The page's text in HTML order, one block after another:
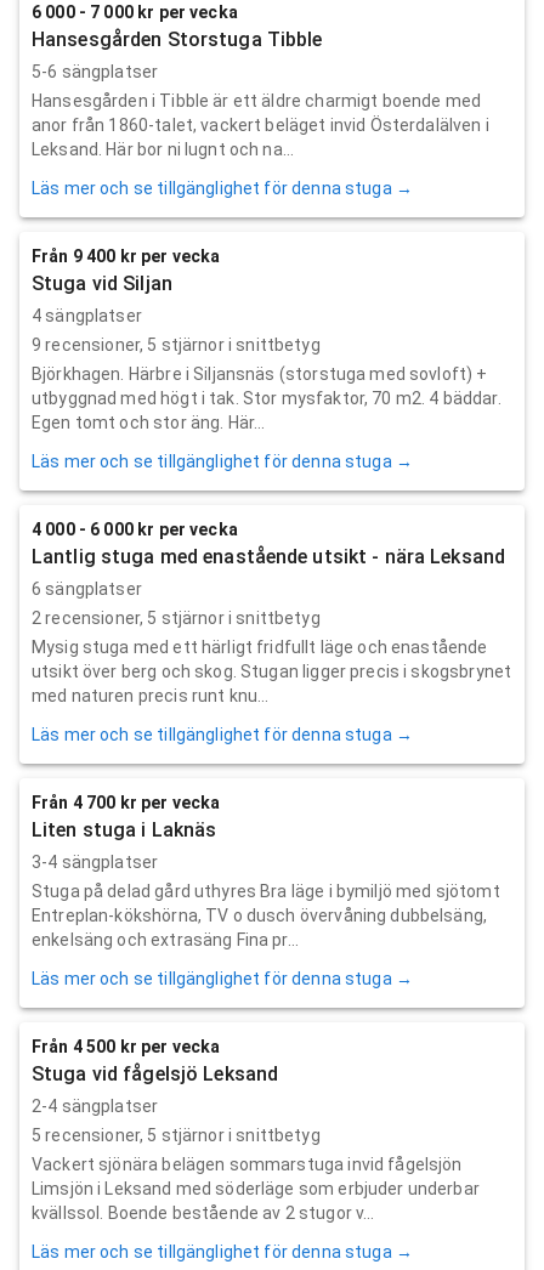
6 000 - 7 000 kr per vecka
Hansesgården Storstuga Tibble
5-6 sängplatser
Hansesgården i Tibble är ett äldre charmigt boende med
anor från 1860-talet, vackert beläget invid Österdalälven i
Leksand. Här bor ni lugnt och na...
Läs mer och se tillgänglighet för denna stuga →
Från 9 400 kr per vecka
Stuga vid Siljan
4 sängplatser
9 recensioner, 5 stjärnor i snittbetyg
Björkhagen. Härbre i Siljansnäs (storstuga med sovloft) +
utbyggnad med högt i tak. Stor mysfaktor, 70 m2. 4 bäddar.
Egen tomt och stor äng. Här...
Läs mer och se tillgänglighet för denna stuga →
4 000 - 6 000 kr per vecka
Lantlig stuga med enastående utsikt - nära Leksand
6 sängplatser
2 recensioner, 5 stjärnor i snittbetyg
Mysig stuga med ett härligt fridfullt läge och enastående
utsikt över berg och skog. Stugan ligger precis i skogsbrynet
med naturen precis runt knu...
Läs mer och se tillgänglighet för denna stuga →
Från 4 700 kr per vecka
Liten stuga i Laknäs
3-4 sängplatser
Stuga på delad gård uthyres Bra läge i bymiljö med sjötomt
Entreplan-kökshörna, TV o dusch övervåning dubbelsäng,
enkelsäng och extrasäng Fina pr...
Läs mer och se tillgänglighet för denna stuga →
Från 4 500 kr per vecka
Stuga vid fågelsjö Leksand
2-4 sängplatser
5 recensioner, 5 stjärnor i snittbetyg
Vackert sjönära belägen sommarstuga invid fågelsjön
Limsjön i Leksand med söderläge som erbjuder underbar
kvällssol. Boende bestående av 2 stugor v...
Läs mer och se tillgänglighet för denna stuga →